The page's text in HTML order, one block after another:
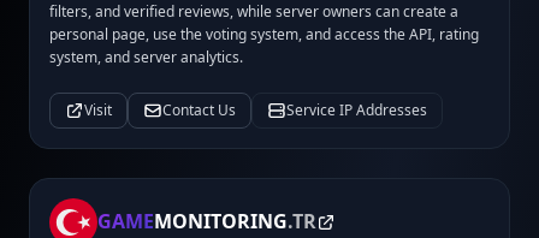
filters, and verified reviews, while server owners can create a
personal page, use the voting system, and access the API, rating
system, and server analytics.
Visit Contact Us Service IP Addresses
GAMEMONITORING.TR